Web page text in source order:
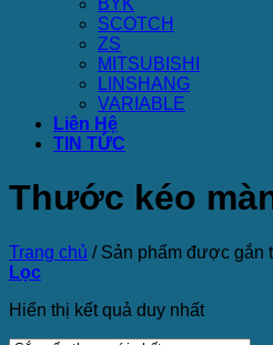
BYK
SCOTCH
ZS
MITSUBISHI
LINSHANG
VARIABLE
Liên Hệ
TIN TỨC
Thước kéo
Trang chủ /Sản phẩm được gắn
Lọc
Hiển thị kết quả duy nhất